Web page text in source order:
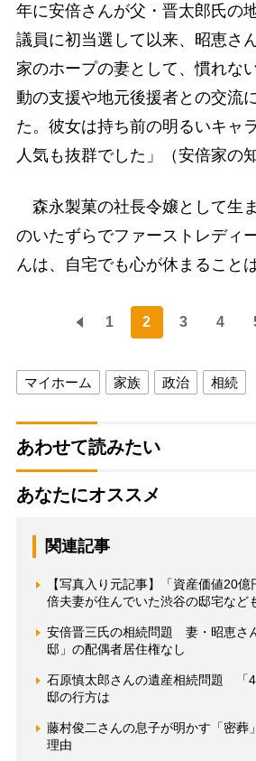
年に安倍さんが父・晋太郎氏の
議員に初当選して以来、昭恵さ
家のホープの妻として、慣れな
動の支援や地元後援者との交流
た。彼女は持ち前の明るいキャ
人気も抜群でした」（安倍家の知
森永製菓の社長令嬢として生
のいたずらでファーストレディ
んは、自宅でも心が休まること
1 2 3 4
マイホーム 家族 政治 相続
あわせて読みたい
あなたにオススメ
関連記事
【写真入り元記事】「資産価値20
倍夫妻が住んでいた渋谷の邸宅など
安倍晋三氏の相続問題 妻・昭恵さ
邸」の配偶者居住権なし
石原慎太郎さんの遺産相続問題 「
邸の行方は
藤村俊二さんの息子が明かす「密葬
理由